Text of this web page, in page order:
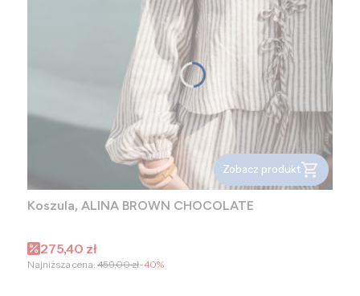
Zobacz produkt
Koszula, ALINA BROWN CHOCOLATE
Cena promocyjna
275,40 zł
Najniższa cena: 459,00 zł-40%